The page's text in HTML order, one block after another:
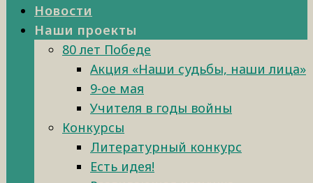
Новости
Наши проекты
80 лет Победе
Акция «Наши судьбы, наши лица»
9-ое мая
Учителя в годы войны
Конкурсы
Литературный конкурс
Есть идея!